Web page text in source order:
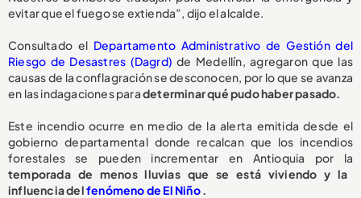
evitar que el fuego se extienda”, dijo el alcalde.
Consultado el Departamento Administrativo de Gestión del
Riesgo de Desastres (Dagrd) de Medellín, agregaron que las
causas de la conflagración se desconocen, por lo que se avanza
en las indagaciones paradeterminar qué pudo haber pasado.
Este incendio ocurre en medio de la alerta emitida desde el
gobierno departamental donde recalcan que los incendios
forestales se pueden incrementar en Antioquia por la
temporada de menos lluvias que se está viviendo y la
influencia delfenómeno de El Niño.